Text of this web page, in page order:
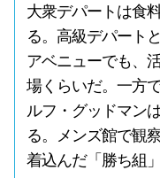
大衆デパートは食
る。高級デパート
アベニューでも、
場くらいだ。一方
ルフ・グッドマン
る。メンズ館で観
着込んだ「勝ち組